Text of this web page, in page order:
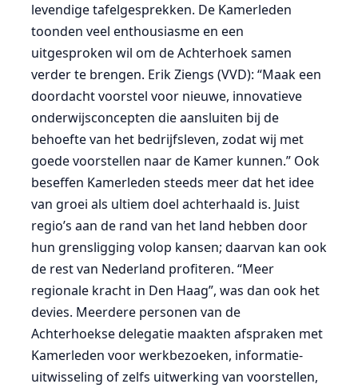
levendige tafelgesprekken. De Kamerleden
toonden veel enthousiasme en een
uitgesproken wil om de Achterhoek samen
verder te brengen. Erik Ziengs (VVD): “Maak een
doordacht voorstel voor nieuwe, innovatieve
onderwijsconcepten die aansluiten bij de
behoefte van het bedrijfsleven, zodat wij met
goede voorstellen naar de Kamer kunnen.” Ook
beseffen Kamerleden steeds meer dat het idee
van groei als ultiem doel achterhaald is. Juist
regio’s aan de rand van het land hebben door
hun grensligging volop kansen; daarvan kan ook
de rest van Nederland profiteren. “Meer
regionale kracht in Den Haag”, was dan ook het
devies. Meerdere personen van de
Achterhoekse delegatie maakten afspraken met
Kamerleden voor werkbezoeken, informatie-
uitwisseling of zelfs uitwerking van voorstellen,